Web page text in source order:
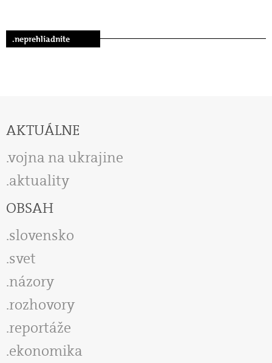
.neprehliadnite
AKTUÁLNE
vojna na ukrajine
aktuality
OBSAH
slovensko
svet
názory
rozhovory
reportáže
ekonomika